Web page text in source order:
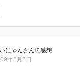
にゃんさんの感想
年8月2日